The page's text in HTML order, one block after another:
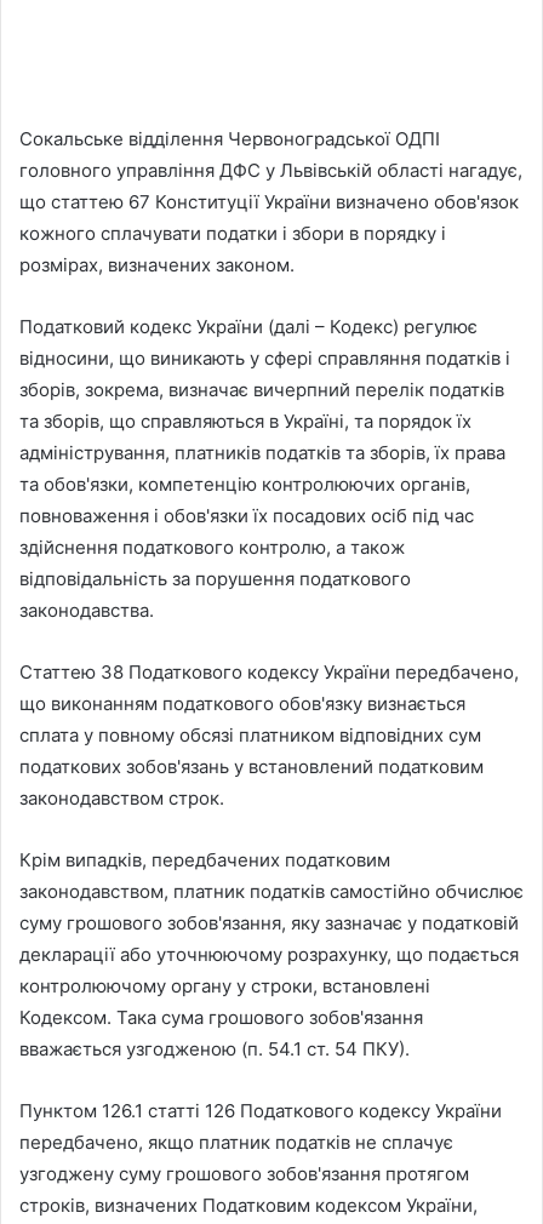
Сокальське відділення Червоноградської ОДПІ
головного управління ДФС у Львівській області нагадує,
що статтею 67 Конституції України визначено обов'язок
кожного сплачувати податки і збори в порядку і
розмірах, визначених законом.
Податковий кодекс України (далі – Кодекс) регулює
відносини, що виникають у сфері справляння податків і
зборів, зокрема, визначає вичерпний перелік податків
та зборів, що справляються в Україні, та порядок їх
адміністрування, платників податків та зборів, їх права
та обов'язки, компетенцію контролюючих органів,
повноваження і обов'язки їх посадових осіб під час
здійснення податкового контролю, а також
відповідальність за порушення податкового
законодавства.
Статтею 38 Податкового кодексу України передбачено,
що виконанням податкового обов'язку визнається
сплата у повному обсязі платником відповідних сум
податкових зобов'язань у встановлений податковим
законодавством строк.
Крім випадків, передбачених податковим
законодавством, платник податків самостійно обчислює
суму грошового зобов'язання, яку зазначає у податковій
декларації або уточнюючому розрахунку, що подається
контролюючому органу у строки, встановлені
Кодексом. Така сума грошового зобов'язання
вважається узгодженою (п. 54.1 ст. 54 ПКУ).
Пунктом 126.1 статті 126 Податкового кодексу України
передбачено, якщо платник податків не сплачує
узгоджену суму грошового зобов'язання протягом
строків, визначених Податковим кодексом України,